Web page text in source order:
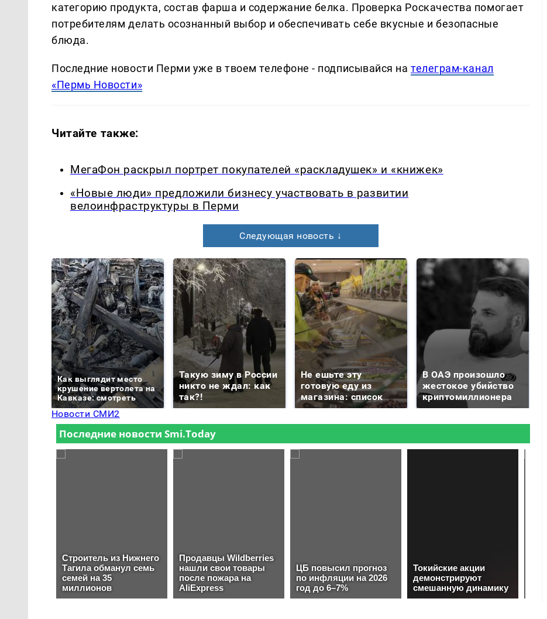
категорию продукта, состав фарша и содержание белка. Проверка Роскачества помогает
потребителям делать осознанный выбор и обеспечивать себе вкусные и безопасные
блюда.
Последние новости Перми уже в твоем телефоне - подписывайся нателеграм-канал
«Пермь Новости»
Читайте также:
МегаФон раскрыл портрет покупателей «раскладушек» и «книжек»
«Новые люди» предложили бизнесу участвовать в развитии
велоинфраструктуры в Перми
Следующая новость ↓
Как выглядит место
крушение вертолета на
Кавказе: смотреть
Такую зиму в России
никто не ждал: как
так?!
Не ешьте эту
готовую еду из
магазина: список
В ОАЭ произошло
жестокое убийство
криптомиллионера
Новости СМИ2